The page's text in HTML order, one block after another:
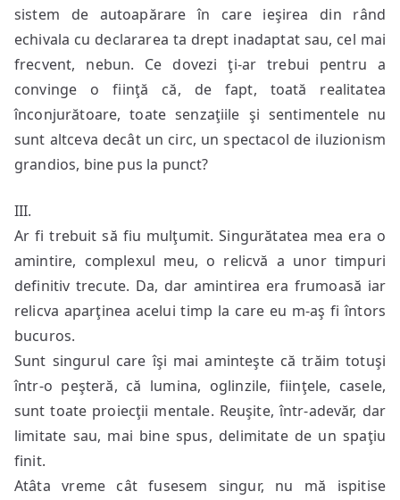
sistem de autoapărare în care ieşirea din rând
echivala cu declararea ta drept inadaptat sau, cel mai
frecvent, nebun. Ce dovezi ţi-ar trebui pentru a
convinge o fiinţă că, de fapt, toată realitatea
înconjurătoare, toate senzaţiile şi sentimentele nu
sunt altceva decât un circ, un spectacol de iluzionism
grandios, bine pus la punct?
III.
Ar fi trebuit să fiu mulţumit. Singurătatea mea era o
amintire, complexul meu, o relicvă a unor timpuri
definitiv trecute. Da, dar amintirea era frumoasă iar
relicva aparţinea acelui timp la care eu m-aş fi întors
bucuros.
Sunt singurul care îşi mai aminteşte că trăim totuşi
într-o peşteră, că lumina, oglinzile, fiinţele, casele,
sunt toate proiecţii mentale. Reuşite, într-adevăr, dar
limitate sau, mai bine spus, delimitate de un spaţiu
finit.
Atâta vreme cât fusesem singur, nu mă ispitise